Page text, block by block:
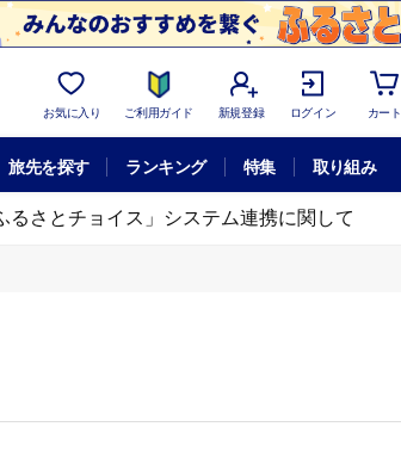
お気に入り ご利用ガイド 新規登録 ログイン カート
旅先を探す ランキング 特集 取り組み
るさとチョイス」システム連携に関して